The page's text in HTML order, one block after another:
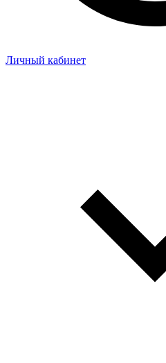
Личный кабинет